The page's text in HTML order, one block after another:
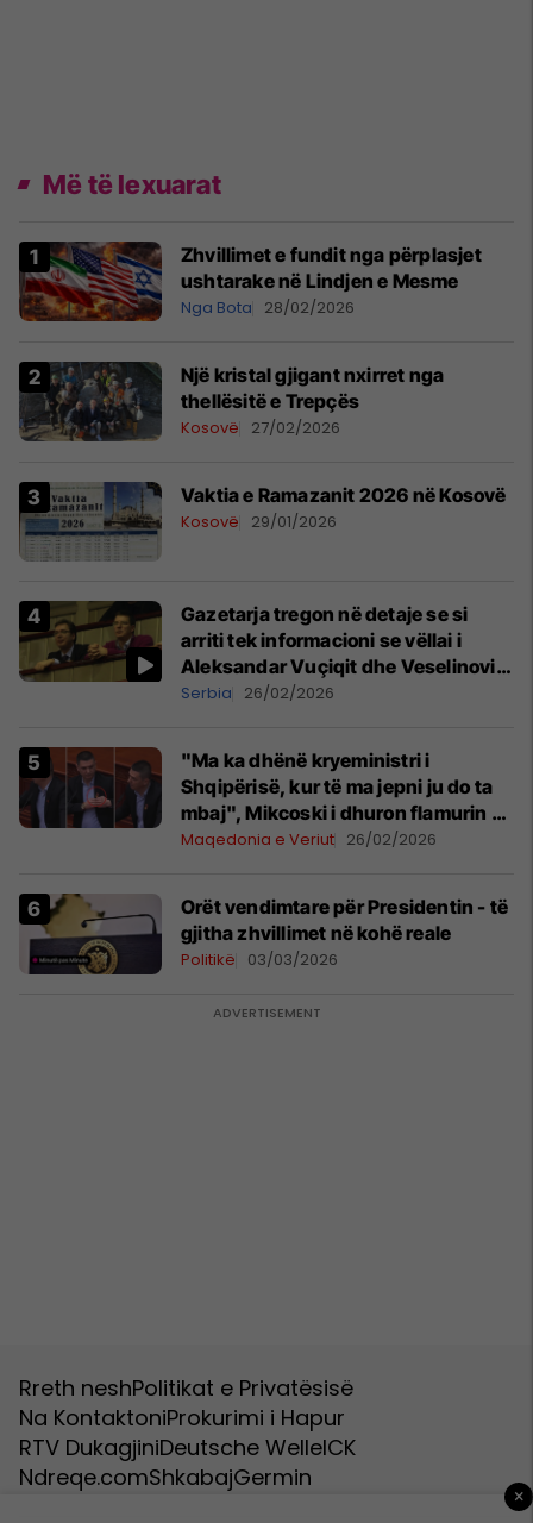
Më të lexuarat
Zhvillimet e fundit nga përplasjet
ushtarake në Lindjen e Mesme
Nga Bota 28/02/2026
Një kristal gjigant nxirret nga
thellësitë e Trepçës
Kosovë 27/02/2026
Vaktia e Ramazanit 2026 në Kosovë
Kosovë 29/01/2026
Gazetarja tregon në detaje se si
arriti tek informacioni se vëllai i
Aleksandar Vuçiqit dhe Veselinoviq
u bënë miliarderë
Serbia 26/02/2026
"Ma ka dhënë kryeministri i
Shqipërisë, kur të ma jepni ju do ta
mbaj", Mikcoski i dhuron flamurin e
Maqedonisë deputetit Riad Shaqiri
Maqedonia e Veriut 26/02/2026
Orët vendimtare për Presidentin - të
gjitha zhvillimet në kohë reale
Politikë 03/03/2026
Rreth neshPolitikat e Privatësisë
Na KontaktoniProkurimi i Hapur
RTV DukagjiniDeutsche WelleICK
Ndreqe.comShkabajGermin
×